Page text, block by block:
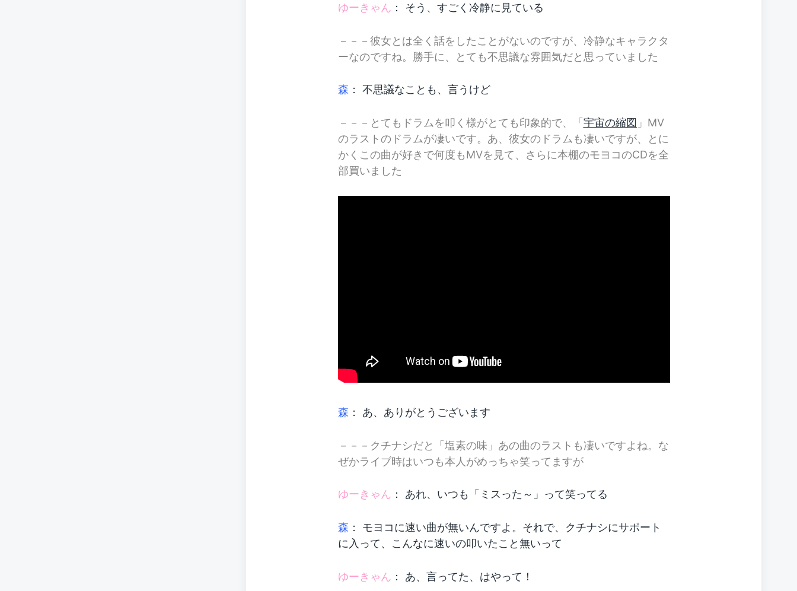
ゆーきゃん ： そう、すごく冷静に見ている
－－－彼女とは全く話をしたことがないのですが、冷静なキャラクタ
ーなのですね。勝手に、とても不思議な雰囲気だと思っていました
森 ： 不思議なことも、言うけど
－－－とてもドラムを叩く様がとても印象的で、「 宇宙の縮図 」MV
のラストのドラムが凄いです。あ、彼女のドラムも凄いですが、とに
かくこの曲が好きで何度もMVを見て、さらに本棚のモヨコのCDを全
部買いました
森 ： あ、ありがとうございます
－－－クチナシだと「塩素の味」あの曲のラストも凄いですよね。な
ぜかライブ時はいつも本人がめっちゃ笑ってますが
ゆーきゃん ： あれ、いつも「ミスった～」って笑ってる
森 ： モヨコに速い曲が無いんですよ。それで、クチナシにサポート
に入って、こんなに速いの叩いたこと無いって
ゆーきゃん ： あ、言ってた、はやって！